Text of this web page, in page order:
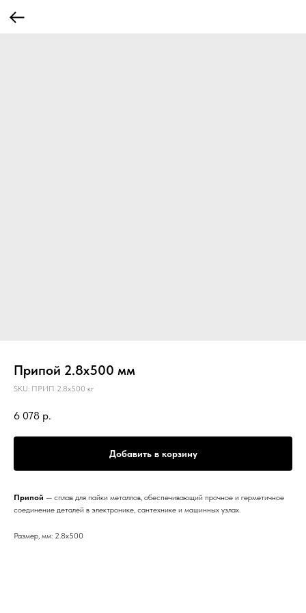
Припой 2.8х500 мм
SKU: ПРИП 2.8х500 кг
6 078 р.
Добавить в корзину
Припой — сплав для пайки металлов, обеспечивающий прочное и герметичное
соединение деталей в электронике, сантехнике и машинных узлах.
Размер, мм: 2.8х500